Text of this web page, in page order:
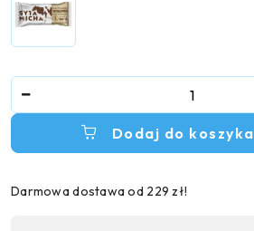
Dodaj do koszyka
Darmowa dostawa od 229 zł!